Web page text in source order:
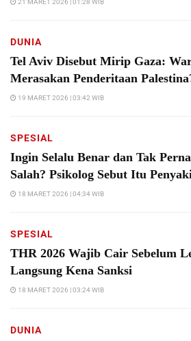
DUNIA
Tel Aviv Disebut Mirip Gaza:
Merasakan Penderitaan
19 MARET 2026 | 03:42 WIB
SPESIAL
Ingin Selalu Benar dan Tak
Salah? Psikolog Sebut Itu
18 MARET 2026 | 04:34 WIB
SPESIAL
THR 2026 Wajib Cair Sebelum
Langsung Kena Sanksi
18 MARET 2026 | 03:24 WIB
DUNIA